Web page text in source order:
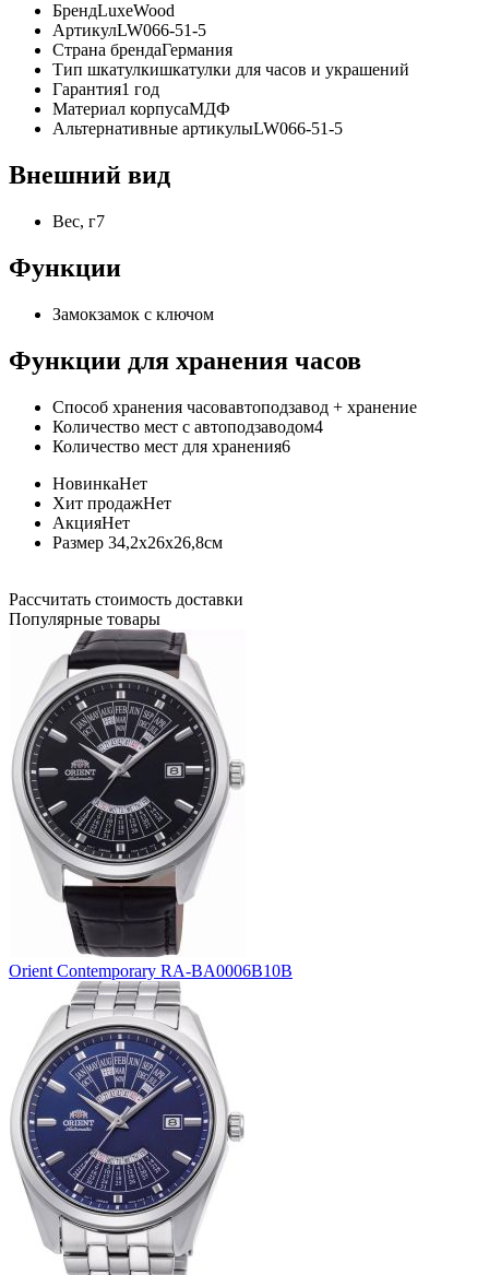
БрендLuxeWood
АртикулLW066-51-5
Страна брендаГермания
Тип шкатулкишкатулки для часов и украшений
Гарантия1 год
Материал корпусаМДФ
Альтернативные артикулыLW066-51-5
Внешний вид
Вес, г7
Функции
Замокзамок с ключом
Функции для хранения часов
Способ хранения часовавтоподзавод + хранение
Количество мест с автоподзаводом4
Количество мест для хранения6
НовинкаНет
Хит продажНет
АкцияНет
Размер 34,2х26х26,8см
Рассчитать стоимость доставки
Популярные товары
Orient Contemporary RA-BA0006B10B